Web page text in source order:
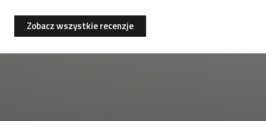
Zobacz wszystkie recenzje